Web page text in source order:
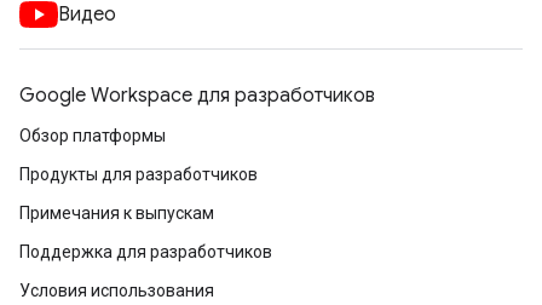
Видео
Google Workspace для разработчиков
Обзор платформы
Продукты для разработчиков
Примечания к выпускам
Поддержка для разработчиков
Условия использования